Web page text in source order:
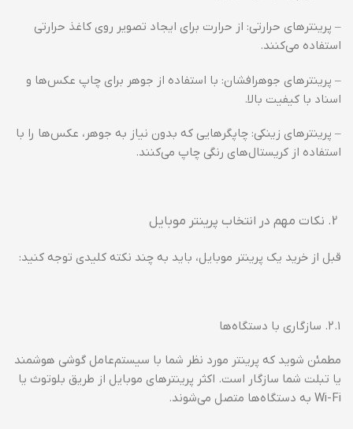
– پرینترهای حرارتی: از حرارت برای ایجاد تصویر روی کاغذ حرارتی
استفاده می‌کنند.
– پرینترهای جوهرافشان: با استفاده از جوهر برای چاپ عکس‌ها و
اسناد با کیفیت بالا.
– پرینترهای زینکی: چاپگرهایی که بدون نیاز به جوهر، عکس‌ها را با
استفاده از کریستال‌های رنگی چاپ می‌کنند.
نکات مهم در انتخاب پرینتر موبایل
قبل از خرید یک پرینتر موبایل، باید به چند نکته کلیدی توجه کنید:
مطمئن شوید که پرینتر مورد نظر شما با سیستم‌عامل گوشی هوشمند
یا تبلت شما سازگار است. اکثر پرینترهای موبایل از طریق بلوتوث یا
Wi-Fi به دستگاه‌ها متصل می‌شوند.